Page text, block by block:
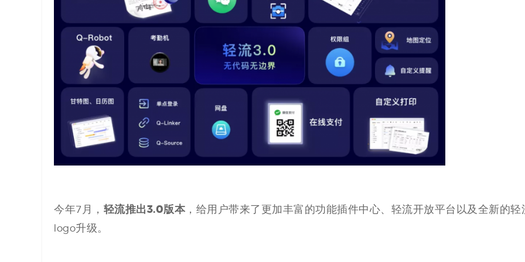
今年7月， 轻流推出3.0版本，给用户带来了更加丰富的功能插件中心、轻流开放平台以及全新的轻
logo升级。